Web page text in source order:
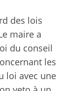
des lois
maire a
du conseil
les
loi avec une